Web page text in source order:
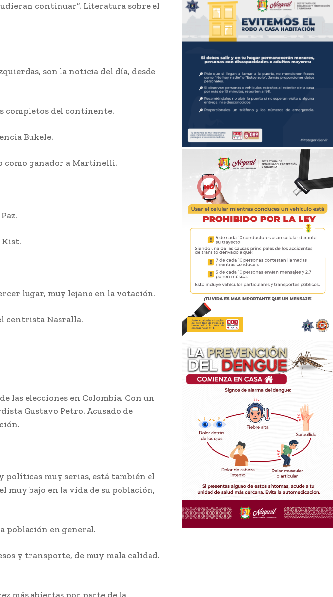
continuar”. Literatura sobre el
son la noticia del día, desde
completos del continente.
Bukele.
como ganador a Martinelli.
Kist.
lugar, muy lejano en la votación.
centrista Nasralla.
las elecciones en Colombia. Con un
Gustavo Petro. Acusado de
políticas muy serias, está también el
muy bajo en la vida de su población,
población en general.
y transporte, de muy mala calidad.
más abiertas por parte de la